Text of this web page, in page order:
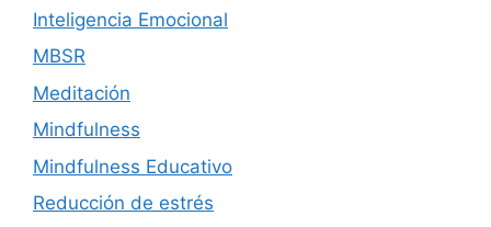
Inteligencia Emocional
MBSR
Meditación
Mindfulness
Mindfulness Educativo
Reducción de estrés